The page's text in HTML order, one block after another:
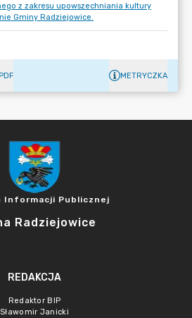
z zakresu upowszechniania kultury
Gminy Radziejowice.
METRYCZKA
Informacji Publicznej
Radziejowice
REDAKCJA
Redaktor BIP
Sławomir Janicki